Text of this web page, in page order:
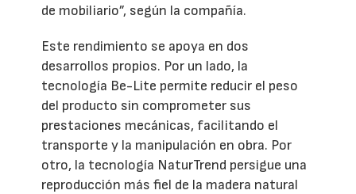
de mobiliario”, según la compañía.
Este rendimiento se apoya en dos
desarrollos propios. Por un lado, la
tecnología Be-Lite permite reducir el peso
del producto sin comprometer sus
prestaciones mecánicas, facilitando el
transporte y la manipulación en obra. Por
otro, la tecnología NaturTrend persigue una
reproducción más fiel de la madera natural